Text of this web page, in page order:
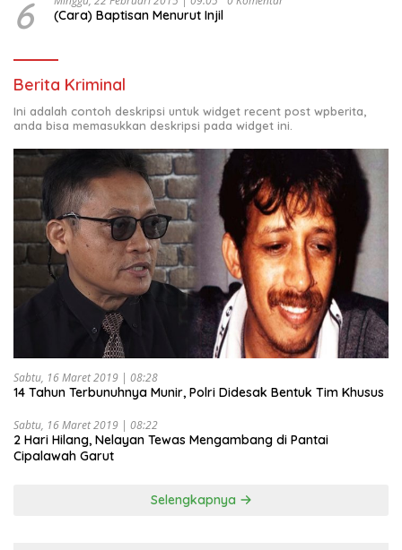
6 (Cara) Baptisan Menurut Injil
Berita Kriminal
Ini adalah contoh deskripsi untuk widget recent post wpberita,
anda bisa memasukkan deskripsi pada widget ini.
Sabtu, 16 Maret 2019 | 08:28
14 Tahun Terbunuhnya Munir, Polri Didesak Bentuk Tim Khusus
Sabtu, 16 Maret 2019 | 08:22
2 Hari Hilang, Nelayan Tewas Mengambang di Pantai
Cipalawah Garut
Selengkapnya